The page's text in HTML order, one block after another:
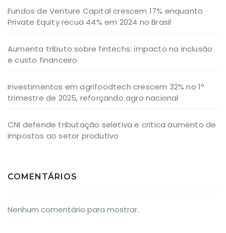
Fundos de Venture Capital crescem 17% enquanto
Private Equity recua 44% em 2024 no Brasil
Aumenta tributo sobre fintechs: impacto na inclusão
e custo financeiro
Investimentos em agrifoodtech crescem 32% no 1º
trimestre de 2025, reforçando agro nacional
CNI defende tributação seletiva e critica aumento de
impostos ao setor produtivo
COMENTÁRIOS
Nenhum comentário para mostrar.